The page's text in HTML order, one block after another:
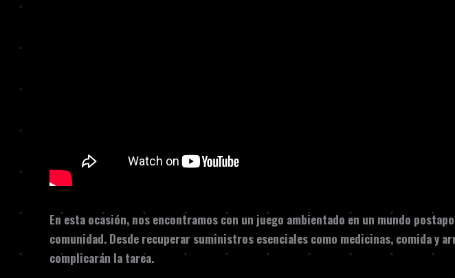
En esta ocasión, nos encontramos con un juego ambientado en un mundo
comunidad. Desde recuperar suministros esenciales como medicinas, comida
complicarán la tarea.